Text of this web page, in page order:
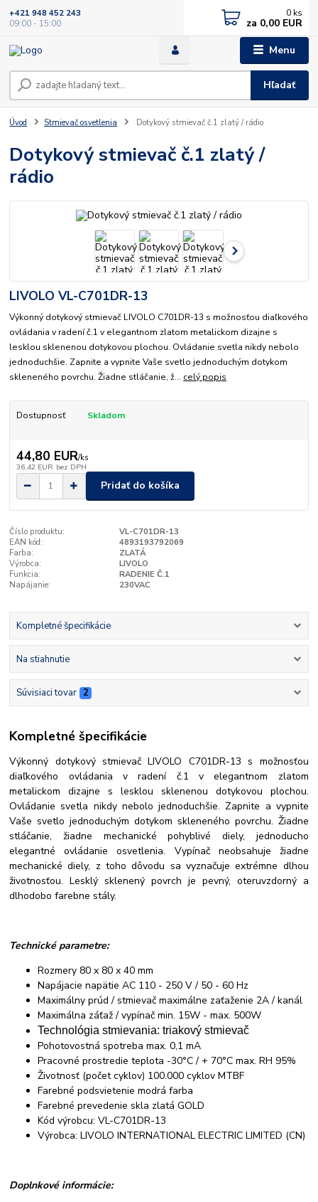
Menu
Hľadať
+421 948 452 243
09:00 - 15:00
0 ks
za 0,00 EUR
Úvod Stmievač osvetlenia Dotykový stmievač č.1 zlatý / rádio
Dotykový stmievač č.1 zlatý /
rádio
LIVOLO VL-C701DR-13
Výkonný dotykový stmievač LIVOLO C701DR-13 s možnosťou diaľkového
ovládania v radení č.1 v elegantnom zlatom metalickom dizajne s
lesklou sklenenou dotykovou plochou. Ovládanie svetla nikdy nebolo
jednoduchšie. Zapnite a vypnite Vaše svetlo jednoduchým dotykom
skleneného povrchu. Žiadne stláčanie, ž... celý popis
Dostupnosť Skladom
44,80 EUR/ks
36,42 EUR bez DPH
Pridať do košíka
Číslo produktu:
VL-C701DR-13
EAN kód:
4893193792069
Farba:
ZLATÁ
Výrobca:
LIVOLO
Funkcia:
RADENIE Č.1
Napájanie:
230VAC
Kompletné špecifikácie
Na stiahnutie
Súvisiaci tovar 2
Kompletné špecifikácie
Výkonný dotykový stmievač LIVOLO C701DR-13 s možnosťou
diaľkového ovládania v radení č.1 v elegantnom zlatom
metalickom dizajne s lesklou sklenenou dotykovou plochou.
Ovládanie svetla nikdy nebolo jednoduchšie. Zapnite a vypnite
Vaše svetlo jednoduchým dotykom skleneného povrchu. Žiadne
stláčanie, žiadne mechanické pohyblivé diely, jednoducho
elegantné ovládanie osvetlenia. Vypínač neobsahuje žiadne
mechanické diely, z toho dôvodu sa vyznačuje extrémne dlhou
životnosťou. Lesklý sklenený povrch je pevný, oteruvzdorný a
dlhodobo farebne stály.
Technické parametre:
Rozmery 80 x 80 x 40 mm
Napájacie napätie AC 110 - 250 V / 50 - 60 Hz
Maximálny prúd / stmievač maximálne zaťaženie 2A / kanál
Maximálna záťaž / vypínač min. 15W - max. 500W
Technológia stmievania: triakový stmievač
Pohotovostná spotreba max. 0,1 mA
Pracovné prostredie teplota -30°C / + 70°C max. RH 95%
Životnosť (počet cyklov) 100.000 cyklov MTBF
Farebné podsvietenie modrá farba
Farebné prevedenie skla zlatá GOLD
Kód výrobcu: VL-C701DR-13
Výrobca: LIVOLO INTERNATIONAL ELECTRIC LIMITED (CN)
Doplnkové informácie: